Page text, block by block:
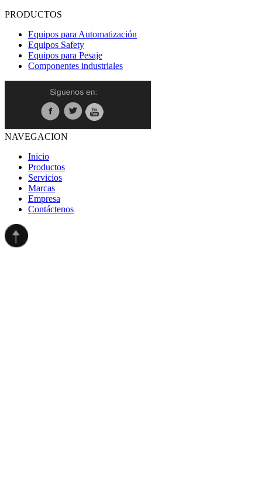
PRODUCTOS
Equipos para Automatización
Equipos Safety
Equipos para Pesaje
Componentes industriales
NAVEGACION
Inicio
Productos
Servicios
Marcas
Empresa
Contáctenos